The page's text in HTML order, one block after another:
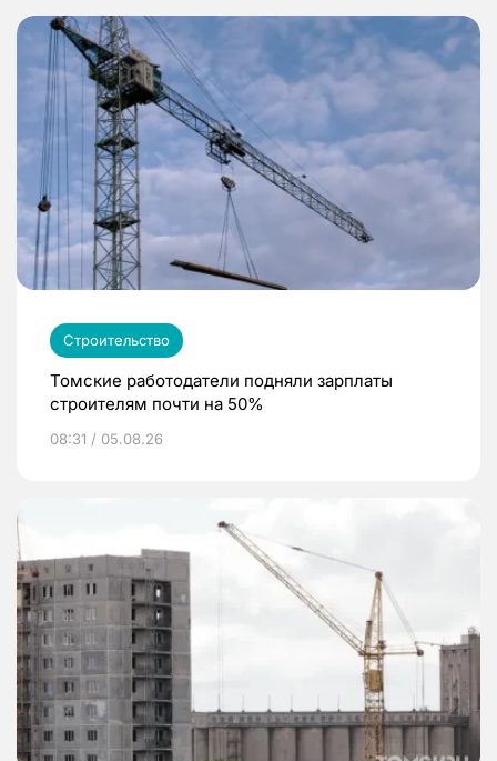
Строительство
Томские работодатели подняли зарплаты
строителям почти на 50%
08:31 / 05.08.26